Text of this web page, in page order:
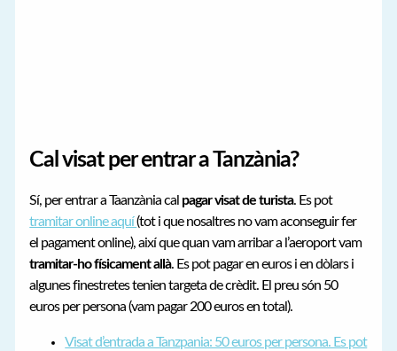
Cal visat per entrar a Tanzània?
Sí, per entrar a Taanzània cal pagar visat de turista. Es pot
tramitar online aquí(tot i que nosaltres no vam aconseguir fer
el pagament online), així que quan vam arribar a l’aeroport vam
tramitar-ho físicament allà. Es pot pagar en euros i en dòlars i
algunes finestretes tenien targeta de crèdit. El preu són 50
euros per persona (vam pagar 200 euros en total).
Visat d’entrada a Tanzpania: 50 euros per persona. Es pot